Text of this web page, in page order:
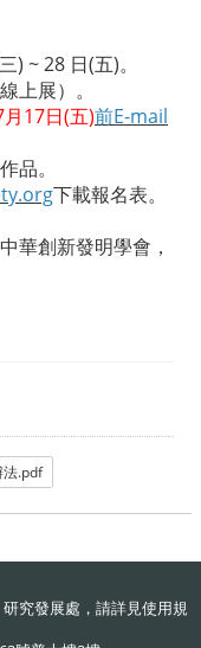
) ~ 28 日(五)。
上展）。
17日(五)前E-mail
品。
下載報名表。
華創新發明學會，
法.pdf
究發展處，請詳見使用規